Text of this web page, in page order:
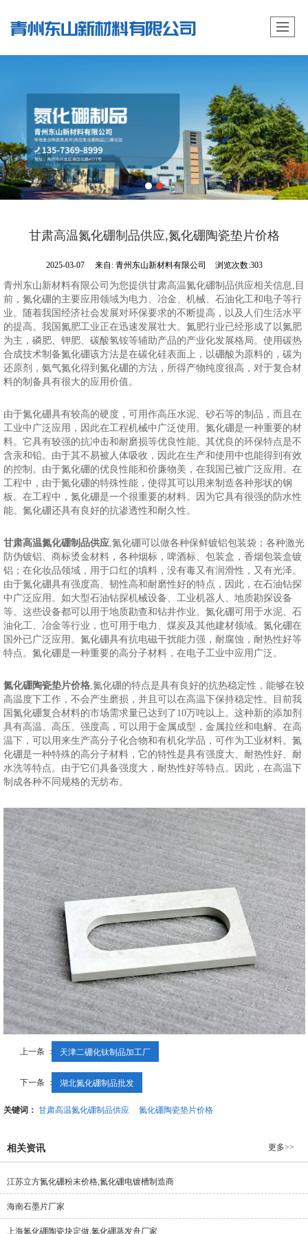
甘肃高温氮化硼制品供应,氮化硼陶瓷垫片价格
2025-03-07 来自: 青州东山新材料有限公司 浏览次数:303
青州东山新材料有限公司为您提供甘肃高温氮化硼制品供应相关信息,目
前，氮化硼的主要应用领域为电力、冶金、机械、石油化工和电子等行
业。随着我国经济社会发展对环保要求的不断提高，以及人们生活水平
的提高。我国氮肥工业正在迅速发展壮大。氮肥行业已经形成了以氮肥
为主，磷肥、钾肥、碳酸氢铵等辅助产品的产业化发展格局。使用碳热
合成技术制备氮化硼该方法是在碳化硅表面上，以硼酸为原料的，碳为
还原剂，氨气氮化得到氮化硼的方法，所得产物纯度很高，对于复合材
料的制备具有很大的应用价值。
由于氮化硼具有较高的硬度，可用作高压水泥、砂石等的制品，而且在
工业中广泛应用，因此在工程机械中广泛使用。氮化硼是一种重要的材
料。它具有较强的抗冲击和耐磨损等优良性能。其优良的环保特点是不
含汞和铅。由于其不易被人体吸收，因此在生产和使用中也能得到有效
的控制。由于氮化硼的优良性能和价廉物美，在我国已被广泛应用。在
工程中，由于氮化硼的特殊性能，使得其可以用来制造各种形状的钢
板。在工程中，氮化硼是一个很重要的材料。因为它具有很强的防水性
能。氮化硼还具有良好的抗渗透性和耐久性。
甘肃高温氮化硼制品供应,氮化硼可以做各种保鲜镀铝包装袋；各种激光
防伪镀铝、商标烫金材料，各种烟标，啤酒标、包装盒，香烟包装盒镀
铝；在化妆品领域，用于口红的填料，没有毒又有润滑性，又有光泽。
由于氮化硼具有强度高、韧性高和耐磨性好的特点，因此，在石油钻探
中广泛应用。如大型石油钻探机械设备、工业机器人、地质勘探设备
等。这些设备都可以用于地质勘查和钻井作业。氮化硼可用于水泥、石
油化工、冶金等行业，也可用于电力、煤炭及其他建材领域。氮化硼在
国外已广泛应用。氮化硼具有抗电磁干扰能力强，耐腐蚀，耐热性好等
特点。氮化硼是一种重要的高分子材料，在电子工业中应用广泛。
氮化硼陶瓷垫片价格,氮化硼的特点是具有良好的抗热稳定性，能够在较
高温度下工作，不会产生磨损，并且可以在高温下保持稳定性。目前我
国氮化硼复合材料的市场需求量已达到了10万吨以上。这种新的添加剂
具有高温、高压、强度高，可以用于金属成型，金属拉丝和电解。在高
温下，可以用来生产高分子化合物和有机化学品，可作为工业材料。氮
化硼是一种特殊的高分子材料，它的特性是具有强度大、耐热性好、耐
水洗等特点。由于它们具备强度大，耐热性好等特点。因此，在高温下
制成各种不同规格的无纺布。
上一条 ： 天津二硼化钛制品加工厂
下一条 ： 湖北氮化硼制品批发
关键词： 甘肃高温氮化硼制品供应 氮化硼陶瓷垫片价格
相关资讯 更多>>
江苏立方氮化硼粉末价格,氮化硼电镀槽制造商
海南石墨片厂家
上海氮化硼陶瓷块定做,氮化硼蒸发舟厂家